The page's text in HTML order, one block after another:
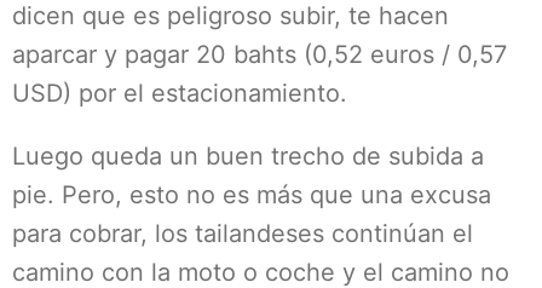
dicen que es peligroso subir, te hacen
aparcar y pagar 20 bahts (0,52 euros / 0,57
USD) por el estacionamiento.
Luego queda un buen trecho de subida a
pie. Pero, esto no es más que una excusa
para cobrar, los tailandeses continúan el
camino con la moto o coche y el camino no